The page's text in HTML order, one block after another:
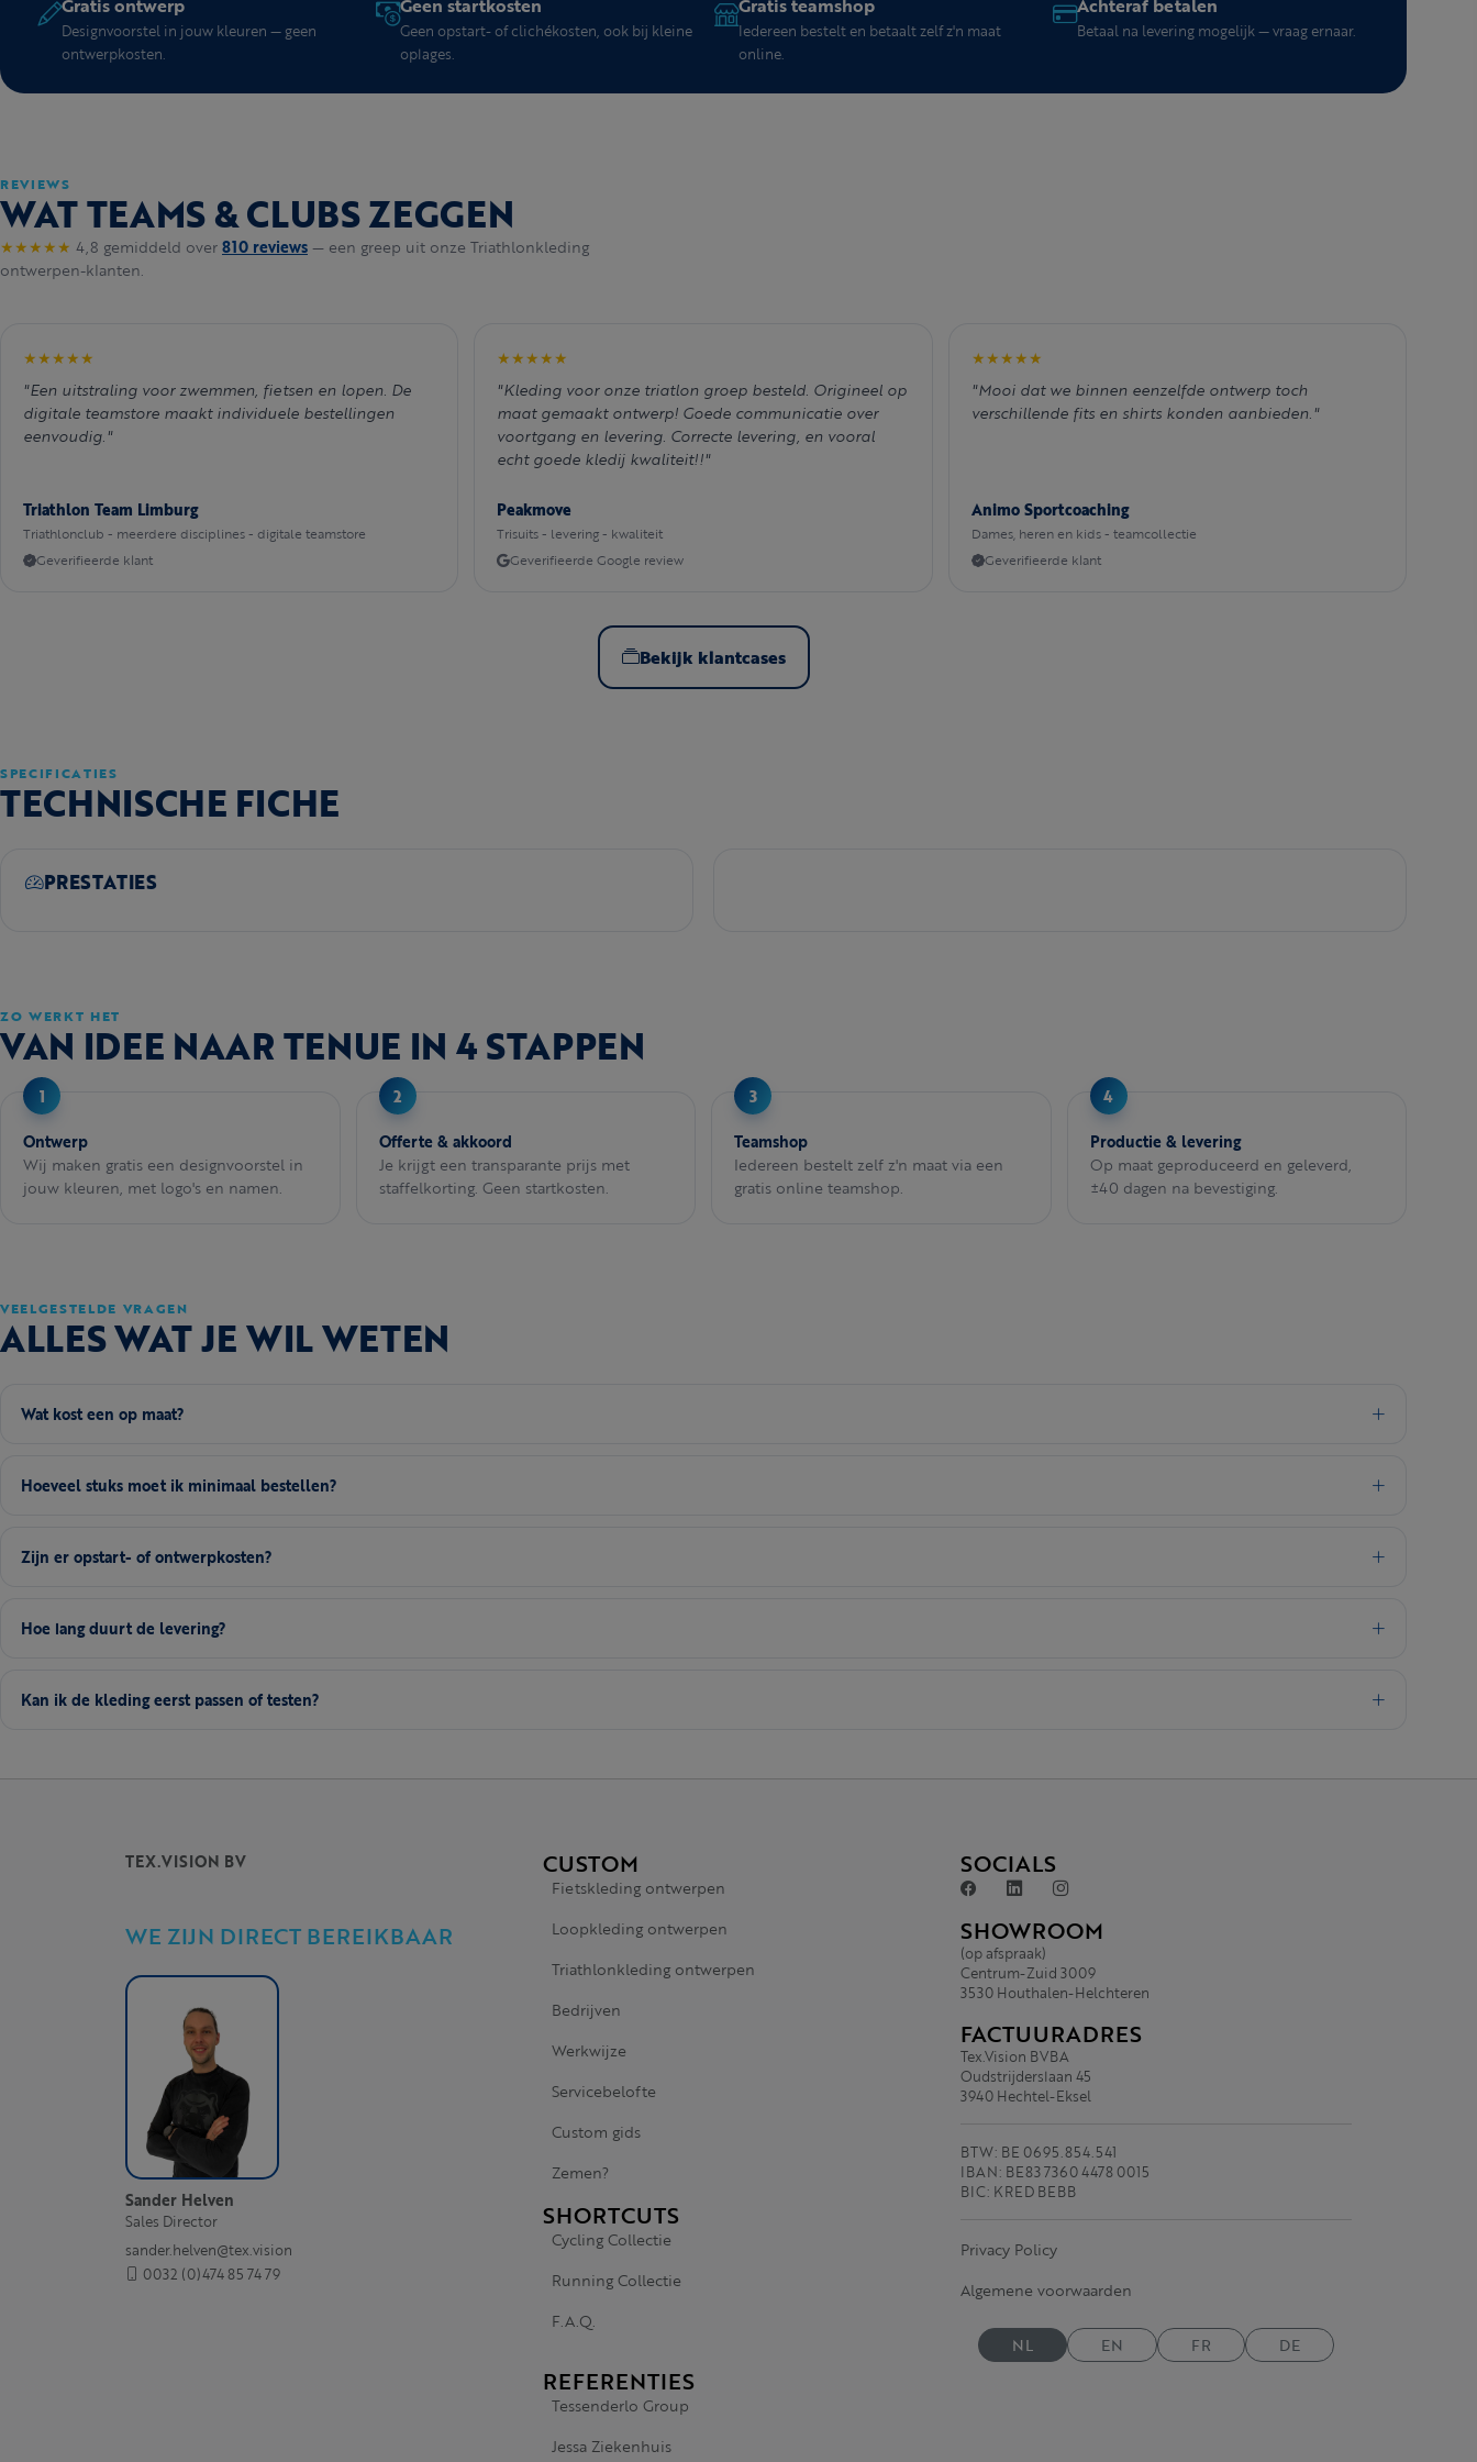
Designvoorstel in jouw kleuren — geen
ontwerpkosten.
Geen opstart- of clichékosten, ook bij kleine
oplages.
Iedereen bestelt en betaalt zelf z'n maat
online.
Betaal na levering mogelijk — vraag ernaar.
REVIEWS
WAT TEAMS & CLUBS ZEGGEN
★★★★★ 4,8 gemiddeld over810 reviews— een greep uit onze Triathlonkleding
ontwerpen-klanten.
★★★★★
"Een uitstraling voor zwemmen, fietsen en lopen. De
digitale teamstore maakt individuele bestellingen
eenvoudig."
Triathlon Team Limburg
Triathlonclub - meerdere disciplines - digitale teamstore
Geverifieerde klant
★★★★★
"Kleding voor onze triatlon groep besteld. Origineel op
maat gemaakt ontwerp! Goede communicatie over
voortgang en levering. Correcte levering, en vooral
echt goede kledij kwaliteit!!"
Peakmove
Trisuits - levering - kwaliteit
Geverifieerde Google review
★★★★★
"Mooi dat we binnen eenzelfde ontwerp toch
verschillende fits en shirts konden aanbieden."
Animo Sportcoaching
Dames, heren en kids - teamcollectie
Geverifieerde klant
Bekijk klantcases
SPECIFICATIES
TECHNISCHE FICHE
PRESTATIES
ZO WERKT HET
VAN IDEE NAAR TENUE IN 4 STAPPEN
Ontwerp
Wij maken gratis een designvoorstel in
jouw kleuren, met logo's en namen.
Offerte & akkoord
Je krijgt een transparante prijs met
staffelkorting. Geen startkosten.
Teamshop
Iedereen bestelt zelf z'n maat via een
gratis online teamshop.
Productie & levering
Op maat geproduceerd en geleverd,
±40 dagen na bevestiging.
VEELGESTELDE VRAGEN
ALLES WAT JE WIL WETEN
Wat kost een op maat?
Hoeveel stuks moet ik minimaal bestellen?
Zijn er opstart- of ontwerpkosten?
Hoe lang duurt de levering?
Kan ik de kleding eerst passen of testen?
TEX.VISION BV
WE ZIJN DIRECT BEREIKBAAR
Sander Helven
Sales Director
sander.helven@tex.vision
0032 (0)474 85 74 79
CUSTOM
Fietskleding ontwerpen
Loopkleding ontwerpen
Triathlonkleding ontwerpen
Bedrijven
Werkwijze
Servicebelofte
Custom gids
Zemen?
SHORTCUTS
Cycling Collectie
Running Collectie
F.A.Q.
REFERENTIES
Tessenderlo Group
Jessa Ziekenhuis
SOCIALS
SHOWROOM
(op afspraak)
Centrum-Zuid 3009
3530 Houthalen-Helchteren
FACTUURADRES
Tex.Vision BVBA
Oudstrijderslaan 45
3940 Hechtel-Eksel
BTW: BE 0695.854.541
IBAN: BE83 7360 4478 0015
BIC: KRED BEBB
Privacy Policy
Algemene voorwaarden
NL EN FR DE